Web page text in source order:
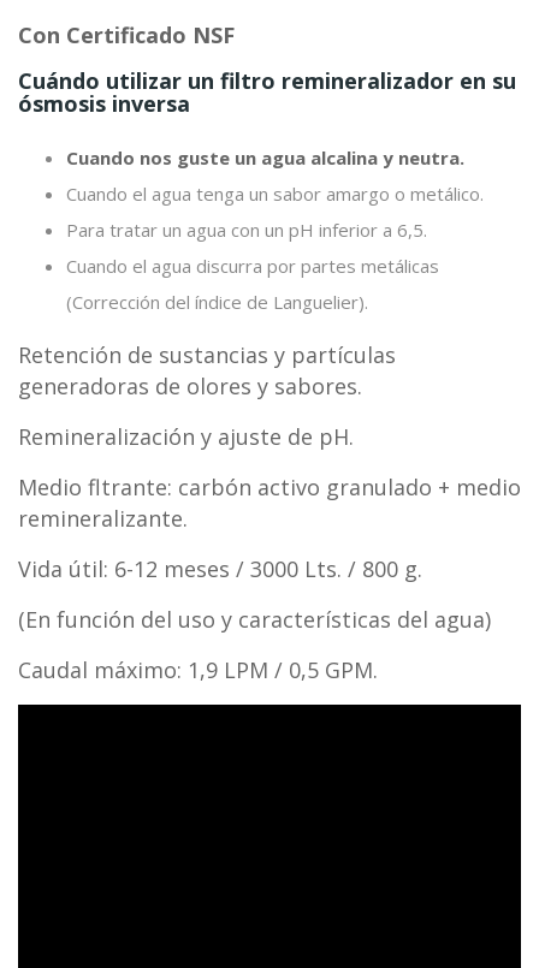
Con Certificado NSF
Cuándo utilizar un filtro remineralizador en su
ósmosis inversa
Cuando nos guste un agua alcalina y neutra.
Cuando el agua tenga un sabor amargo o metálico.
Para tratar un agua con un pH inferior a 6,5.
Cuando el agua discurra por partes metálicas
(Corrección del índice de Languelier).
Retención de sustancias y partículas
generadoras de olores y sabores.
Remineralización y ajuste de pH.
Medio fltrante: carbón activo granulado + medio
remineralizante.
Vida útil: 6-12 meses / 3000 Lts. / 800 g.
(En función del uso y características del agua)
Caudal máximo: 1,9 LPM / 0,5 GPM.